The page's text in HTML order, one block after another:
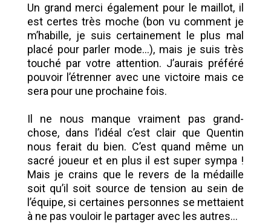
Un grand merci également pour le maillot, il
est certes très moche (bon vu comment je
m’habille, je suis certainement le plus mal
placé pour parler mode…), mais je suis très
touché par votre attention. J’aurais préféré
pouvoir l’étrenner avec une victoire mais ce
sera pour une prochaine fois.
Il ne nous manque vraiment pas grand-
chose, dans l’idéal c’est clair que Quentin
nous ferait du bien. C’est quand même un
sacré joueur et en plus il est super sympa !
Mais je crains que le revers de la médaille
soit qu’il soit source de tension au sein de
l’équipe, si certaines personnes se mettaient
à ne pas vouloir le partager avec les autres…